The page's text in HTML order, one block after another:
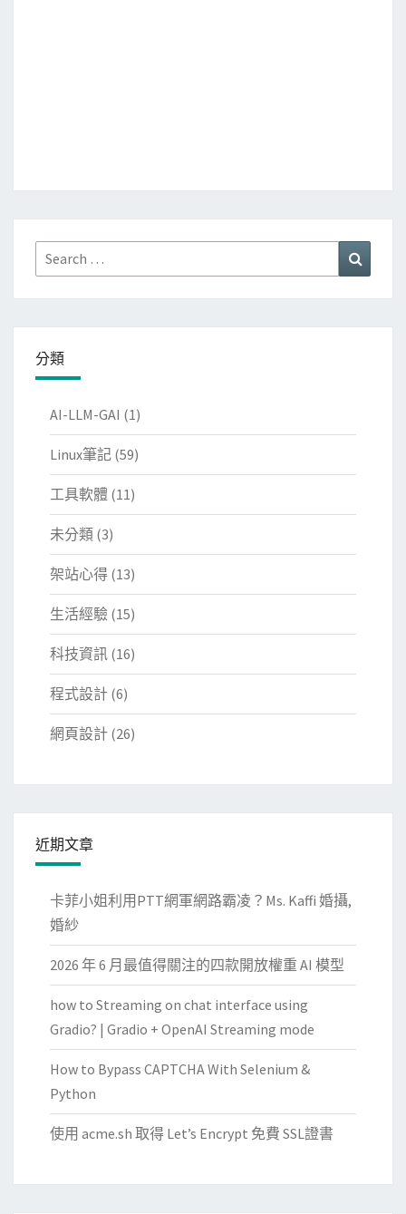
Search
for:
分類
AI-LLM-GAI (1)
Linux筆記 (59)
工具軟體 (11)
未分類 (3)
架站心得 (13)
生活經驗 (15)
科技資訊 (16)
程式設計 (6)
網頁設計 (26)
近期文章
卡菲小姐利用PTT網軍網路霸凌？Ms. Kaffi 婚攝,
婚紗
2026 年 6 月最值得關注的四款開放權重 AI 模型
how to Streaming on chat interface using
Gradio? | Gradio + OpenAI Streaming mode
How to Bypass CAPTCHA With Selenium &
Python
使用 acme.sh 取得 Let’s Encrypt 免費 SSL證書